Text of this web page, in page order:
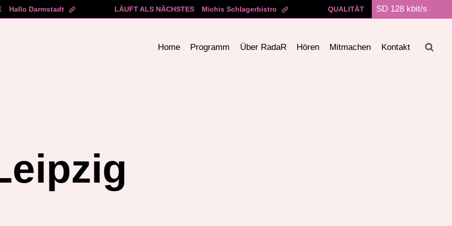
Hallo Darmstadt LÄUFT ALS NÄCHSTES Michis Schlagerbistro QUALITÄT
Home Programm Über RadaR Hören Mitmachen Kontakt